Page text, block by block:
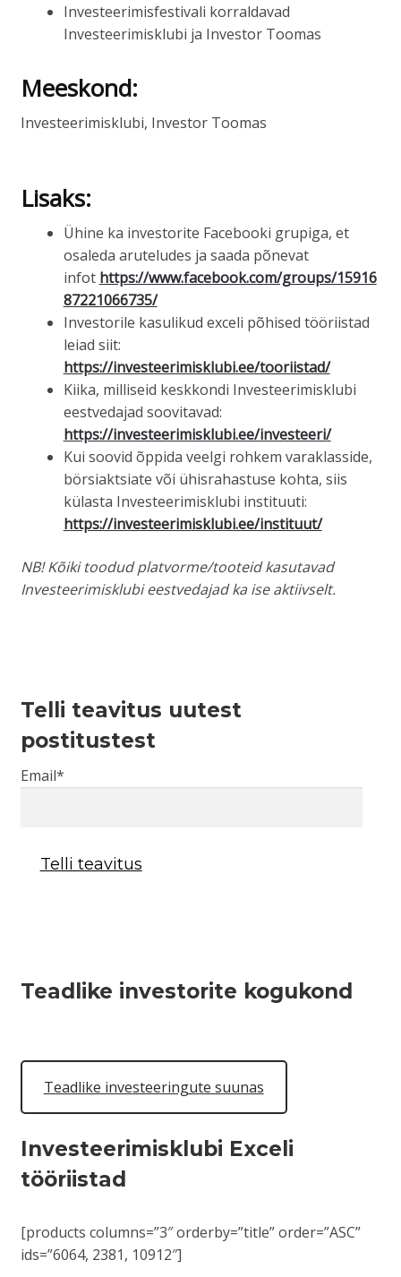
Investeerimisfestivali korraldavad
Investeerimisklubi ja Investor Toomas
Meeskond:
Investeerimisklubi, Investor Toomas
Lisaks:
Ühine ka investorite Facebooki grupiga, et
osaleda aruteludes ja saada põnevat
infot https://www.facebook.com/groups/15916
87221066735/
Investorile kasulikud exceli põhised tööriistad
leiad siit:
https://investeerimisklubi.ee/tooriistad/
Kiika, milliseid keskkondi Investeerimisklubi
eestvedajad soovitavad:
https://investeerimisklubi.ee/investeeri/
Kui soovid õppida veelgi rohkem varaklasside,
börsiaktsiate või ühisrahastuse kohta, siis
külasta Investeerimisklubi instituuti:
https://investeerimisklubi.ee/instituut/
NB! Kõiki toodud platvorme/tooteid kasutavad
Investeerimisklubi eestvedajad ka ise aktiivselt.
Telli teavitus uutest
postitustest
Email*
Teadlike investorite kogukond
Teadlike investeeringute suunas
Investeerimisklubi Exceli
tööriistad
[products columns=”3″ orderby=”title” order=”ASC”
ids=”6064, 2381, 10912″]